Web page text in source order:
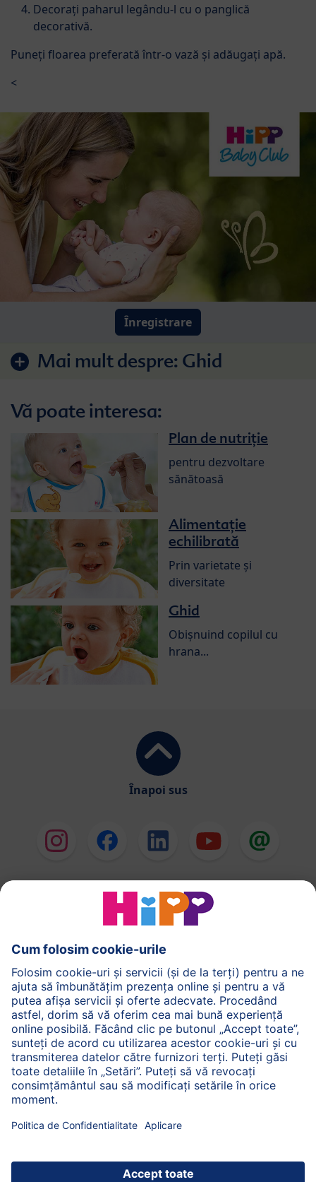
Decorați paharul legându-l cu o panglică
decorativă.
Puneți floarea preferată într-o vază și adăugați apă.
<
Înregistrare
Mai mult despre: Ghid
Vă poate interesa:
Plan de nutriție
pentru dezvoltare
sănătoasă
Alimentație
echilibrată
Prin varietate și
diversitate
Ghid
Obișnuind copilul cu
hrana...
Înapoi sus
HiPP Hrană pentru sugari
HiPP Hrană pentru copii mici
HiPP Îngrijirea pielii
HiPP Sarcină
Politica de Confidenţialitate
Termenii generali pentru utilizarea serviciilor noastre
web
Imprimare
Despre HiPP Contact